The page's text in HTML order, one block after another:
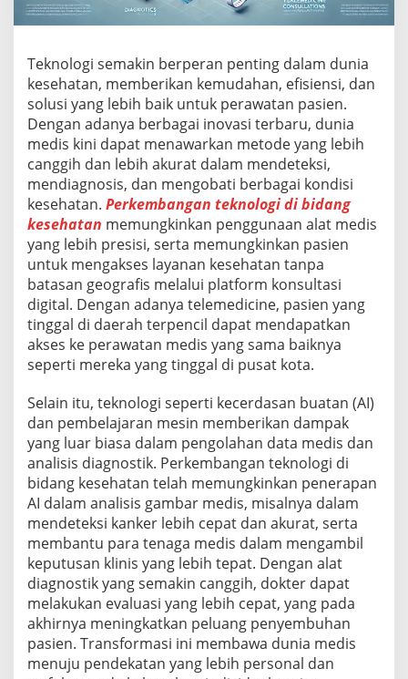
D
B
d
a
n
g
K
e
s
e
h
a
a
n
Teknologi semakin berperan penting dalam dunia
kesehatan, memberikan kemudahan, efisiensi, dan
solusi yang lebih baik untuk perawatan pasien.
Dengan adanya berbagai inovasi terbaru, dunia
medis kini dapat menawarkan metode yang lebih
canggih dan lebih akurat dalam mendeteksi,
mendiagnosis, dan mengobati berbagai kondisi
kesehatan. Perkembangan teknologi di bidang
kesehatan memungkinkan penggunaan alat medis
yang lebih presisi, serta memungkinkan pasien
untuk mengakses layanan kesehatan tanpa
batasan geografis melalui platform konsultasi
digital. Dengan adanya telemedicine, pasien yang
tinggal di daerah terpencil dapat mendapatkan
akses ke perawatan medis yang sama baiknya
seperti mereka yang tinggal di pusat kota.
Selain itu, teknologi seperti kecerdasan buatan (AI)
dan pembelajaran mesin memberikan dampak
yang luar biasa dalam pengolahan data medis dan
analisis diagnostik. Perkembangan teknologi di
bidang kesehatan telah memungkinkan penerapan
AI dalam analisis gambar medis, misalnya dalam
mendeteksi kanker lebih cepat dan akurat, serta
membantu para tenaga medis dalam mengambil
keputusan klinis yang lebih tepat. Dengan alat
diagnostik yang semakin canggih, dokter dapat
melakukan evaluasi yang lebih cepat, yang pada
akhirnya meningkatkan peluang penyembuhan
pasien. Transformasi ini membawa dunia medis
menuju pendekatan yang lebih personal dan